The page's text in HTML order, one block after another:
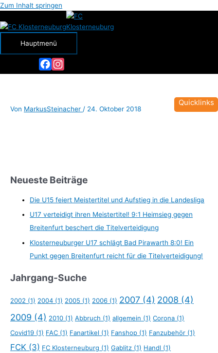
Zum Inhalt springen
Hauptmenü
Von MarkusSteinacher/ 24. Oktober 2018
Neueste Beiträge
Die U15 feiert Meistertitel und Aufstieg in die Landesliga
U17 verteidigt ihren Meistertitel! 9:1 Heimsieg gegen
Breitenfurt beschert die Titelverteidigung
Klosterneuburger U17 schlägt Bad Pirawarth 8:0! Ein
Punkt gegen Breitenfurt reicht für die Titelverteidigung!
Jahrgang-Suche
2002 (1) 2004 (1) 2005 (1) 2006 (1) 2007 (4) 2008 (4)
2009 (4) 2010 (1) Abbruch (1) allgemein (1) Corona (1)
Covid19 (1) FAC (1) Fanartikel (1) Fanshop (1) Fanzubehör (1)
FCK (3) FC Klosterneuburg (1) Gablitz (1) Handl (1)
Quicklinks